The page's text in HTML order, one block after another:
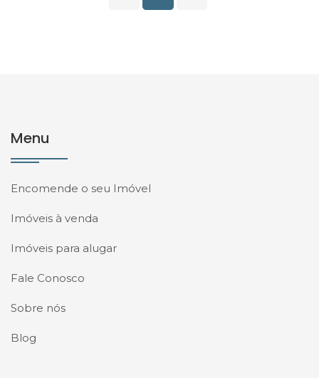
Menu
Encomende o seu Imóvel
Imóveis à venda
Imóveis para alugar
Fale Conosco
Sobre nós
Blog